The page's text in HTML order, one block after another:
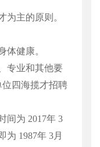
为主的原则。
体健康。
专业和其他要
位四海揽才招聘
间为 2017年 3
为 1987年 3月